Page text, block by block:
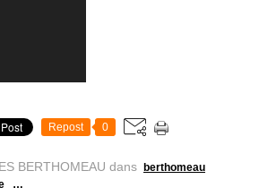
Repost 0
BERTHOMEAU dans
berthomeau
…